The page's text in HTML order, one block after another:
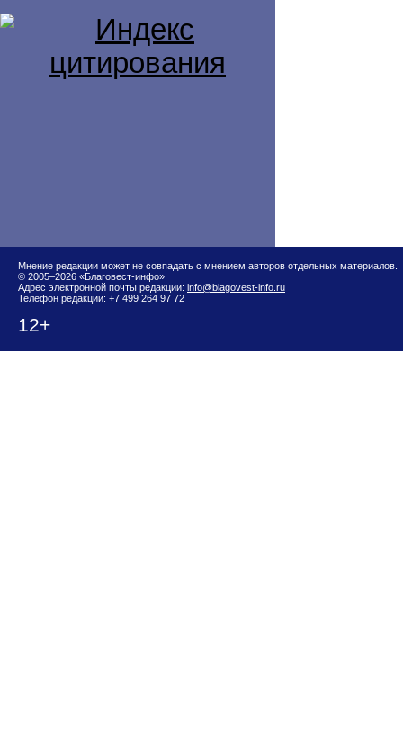
Мнение редакции может не совпадать с мнением авторов отдельных материалов.
© 2005–2026 «Благовест-инфо»
Адрес электронной почты редакции: info@blagovest-info.ru
Телефон редакции: +7 499 264 97 72
12+